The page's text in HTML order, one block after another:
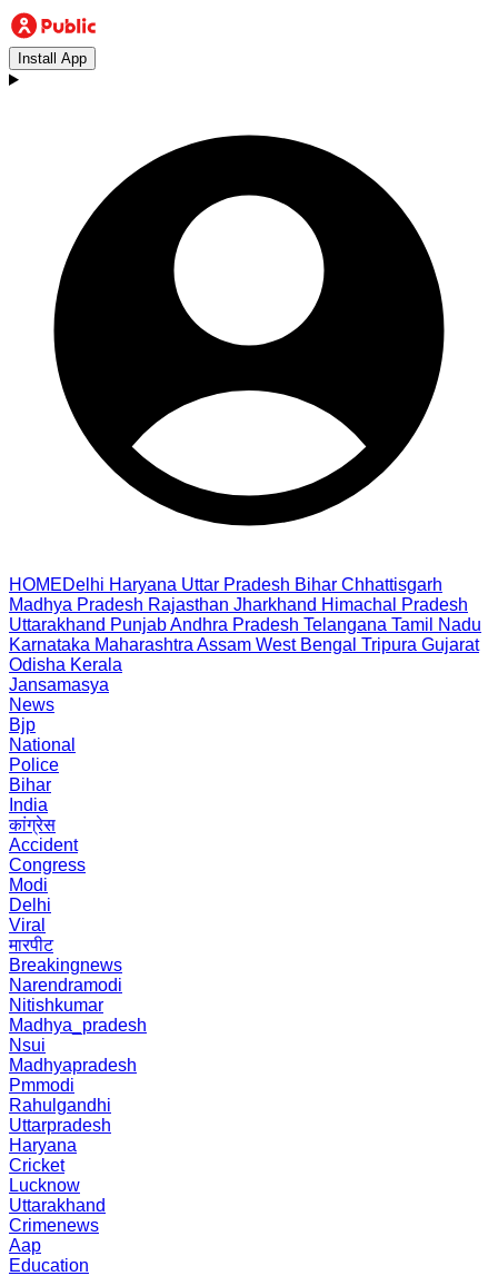
Install App
HOMEDelhi Haryana Uttar Pradesh Bihar Chhattisgarh
Madhya Pradesh Rajasthan Jharkhand Himachal Pradesh
Uttarakhand PunjabAndhra Pradesh Telangana Tamil Nadu
Karnataka Maharashtra Assam West Bengal Tripura Gujarat
Odisha Kerala
Jansamasya
News
Bjp
National
Police
Bihar
India
कांग्रेस
Accident
Congress
Modi
Delhi
Viral
मारपीट
Breakingnews
Narendramodi
Nitishkumar
Madhya_pradesh
Nsui
Madhyapradesh
Pmmodi
Rahulgandhi
Uttarpradesh
Haryana
Cricket
Lucknow
Uttarakhand
Crimenews
Aap
Education